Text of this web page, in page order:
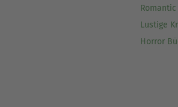
Lustige
Horror